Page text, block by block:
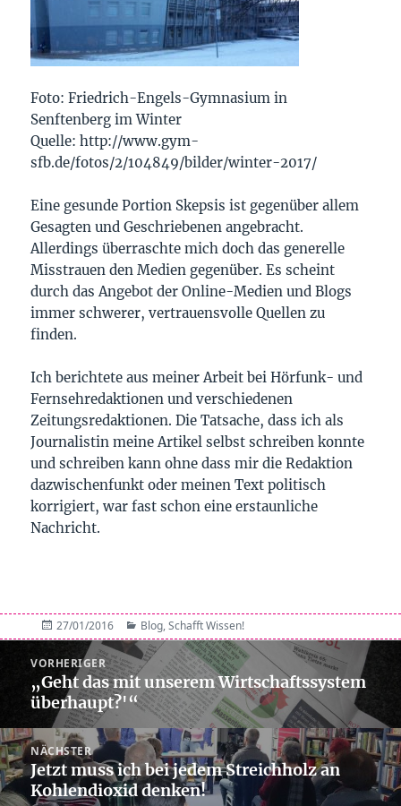
Foto: Friedrich-Engels-Gymnasium in
Senftenberg im Winter
Quelle: http://www.gym-
sfb.de/fotos/2/104849/bilder/winter-2017/
Eine gesunde Portion Skepsis ist gegenüber allem
Gesagten und Geschriebenen angebracht.
Allerdings überraschte mich doch das generelle
Misstrauen den Medien gegenüber. Es scheint
durch das Angebot der Online-Medien und Blogs
immer schwerer, vertrauensvolle Quellen zu
finden.
Ich berichtete aus meiner Arbeit bei Hörfunk- und
Fernsehredaktionen und verschiedenen
Zeitungsredaktionen. Die Tatsache, dass ich als
Journalistin meine Artikel selbst schreiben konnte
und schreiben kann ohne dass mir die Redaktion
dazwischenfunkt oder meinen Text politisch
korrigiert, war fast schon eine erstaunliche
Nachricht.
Veröffentlicht
am
27/01/2016 Kategorien
Blog,Schafft Wissen!
Beitragsnavigation
VORHERIGER
Vorheriger
Beitrag:
„Geht das mit unserem Wirtschaftssystem
überhaupt?'“
NÄCHSTER
Nächster
Beitrag:
Jetzt muss ich bei jedem Streichholz an
Kohlendioxid denken!